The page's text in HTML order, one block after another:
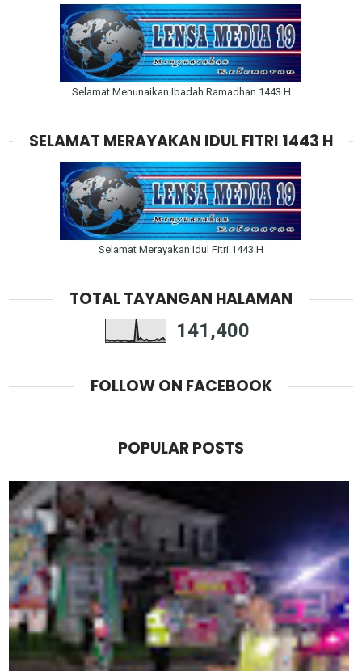
Selamat Menunaikan Ibadah Ramadhan 1443 H
SELAMAT MERAYAKAN IDUL FITRI 1443 H
Selamat Merayakan Idul Fitri 1443 H
TOTAL TAYANGAN HALAMAN
141,400
FOLLOW ON FACEBOOK
POPULAR POSTS